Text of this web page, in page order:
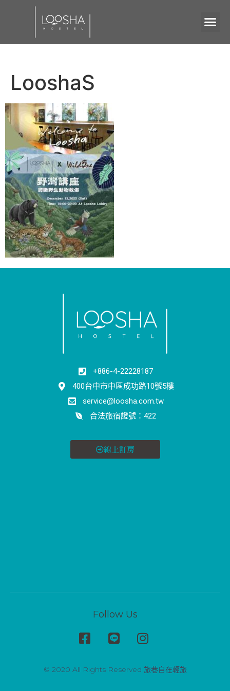
LooshaS
+886-4-22228187
400台中市中區成功路10號5樓
service@loosha.com.tw
合法旅宿證號：422
線上訂房
Follow Us
© 2020 All Rights Reserved 旅巷自在輕旅